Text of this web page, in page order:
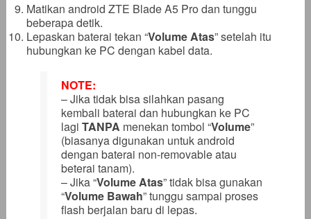
Matikan android ZTE Blade A5 Pro dan tunggu
beberapa detik.
Lepaskan baterai tekan “Volume Atas” setelah itu
hubungkan ke PC dengan kabel data.
NOTE:
– Jika tidak bisa silahkan pasang
kembali baterai dan hubungkan ke PC
lagi TANPA menekan tombol “Volume”
(biasanya digunakan untuk android
dengan baterai non-removable atau
beterai tanam).
– Jika “Volume Atas” tidak bisa gunakan
“Volume Bawah” tunggu sampai proses
flash berjalan baru di lepas.